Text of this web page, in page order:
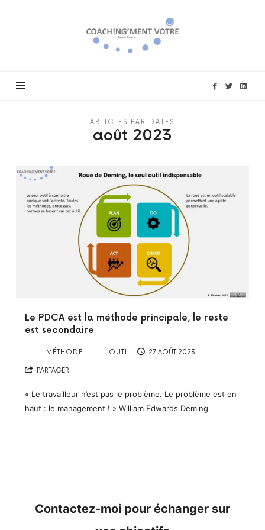
Coach!ng'ment
vôtre
ARTICLES PAR DATES
août 2023
Le PDCA est la méthode principale, le reste
est secondaire
MÉTHODE OUTIL 27 AOÛT 2023
PARTAGER
« Le travailleur n’est pas le problème. Le problème est en
haut : le management ! » William Edwards Deming
Contactez-moi pour échanger sur